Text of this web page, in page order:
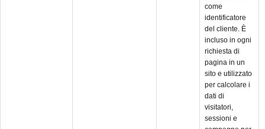
come
identificatore
del cliente. È
incluso in ogni
richiesta di
pagina in un
sito e utilizzato
per calcolare i
dati di
visitatori,
sessioni e